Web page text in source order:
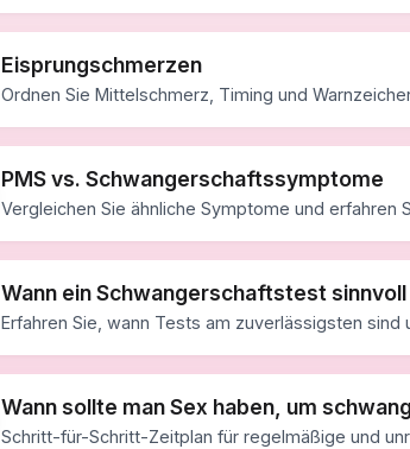
Eisprungschmerzen
Ordnen Sie Mittelschmerz, Timing und
PMS vs. Schwangerschaftssymptome
Vergleichen Sie ähnliche Symptome und erfahren
Wann ein Schwangerschaftstest
Erfahren Sie, wann Tests am zuverlässigsten
Wann sollte man Sex haben, um
Schritt-für-Schritt-Zeitplan für regelmäßige und